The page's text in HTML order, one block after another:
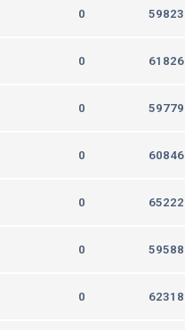
0 59823
0 61826
0 59779
0 60846
0 65222
0 59588
0 62318